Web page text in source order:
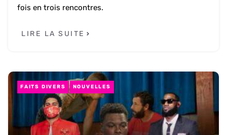
fois en trois rencontres.
LIRE LA SUITE
FAITS DIVERS NOUVELLES